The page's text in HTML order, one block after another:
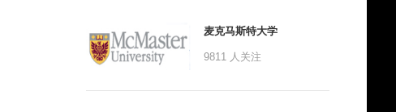
麦克马斯特大学
9811 人关注